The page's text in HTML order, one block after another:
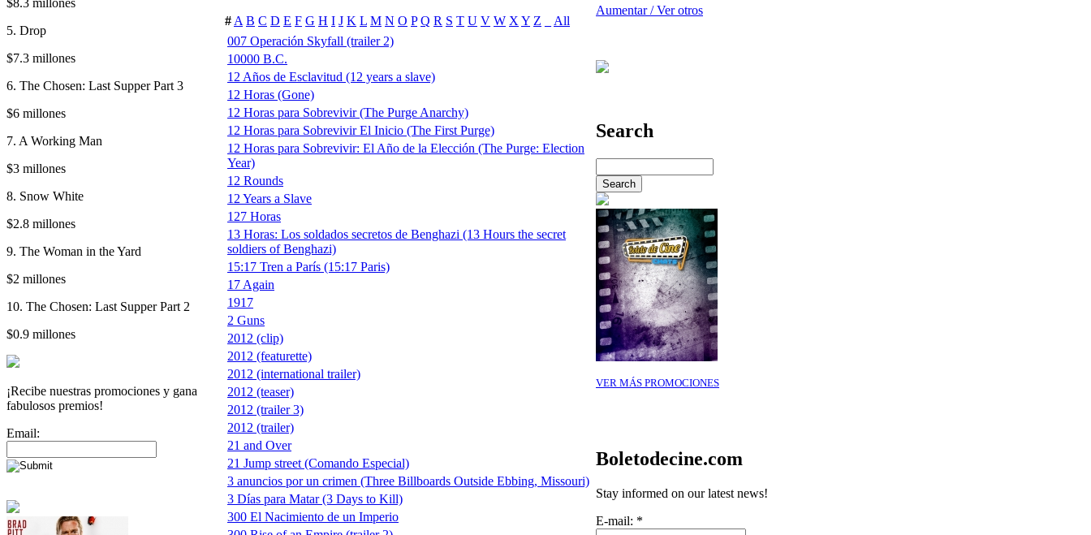
5. Drop
$7.3 millones
6. The Chosen: Last Supper Part 3
$6 millones
7. A Working Man
$3 millones
8. Snow White
$2.8 millones
9. The Woman in the Yard
$2 millones
10. The Chosen: Last Supper Part 2
$0.9 millones
¡Recibe nuestras promociones y gana
fabulosos premios!
Email:
# A B C D E F G H I J K L M N O P Q R S T U V W X Y Z
All
007 Operación Skyfall (trailer 2)
10000 B.C.
12 Años de Esclavitud (12 years a slave)
12 Horas (Gone)
12 Horas para Sobrevivir (The Purge Anarchy)
12 Horas para Sobrevivir El Inicio (The First Purge)
12 Horas para Sobrevivir: El Año de la Elección (The Purge: Election
Year)
12 Rounds
12 Years a Slave
127 Horas
13 Horas: Los soldados secretos de Benghazi (13 Hours the secret
soldiers of Benghazi)
15:17 Tren a París (15:17 Paris)
17 Again
1917
2 Guns
2012 (clip)
2012 (featurette)
2012 (international trailer)
2012 (teaser)
2012 (trailer 3)
2012 (trailer)
21 and Over
21 Jump street (Comando Especial)
3 anuncios por un crimen (Three Billboards Outside Ebbing, Missouri)
3 Días para Matar (3 Days to Kill)
300 El Nacimiento de un Imperio
Aumentar / Ver otros
Search
VER MÁS PROMOCIONES
Boletodecine.com
Stay informed on our latest news!
E-mail: *